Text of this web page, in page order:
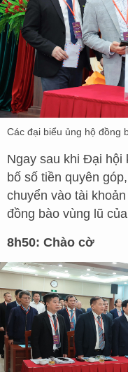
Các đại biểu ủng hộ đồng
Ngay sau khi Đại hội
bố số tiền quyên
chuyển vào tài
đồng bào vùng lũ
8h50: Chào cờ